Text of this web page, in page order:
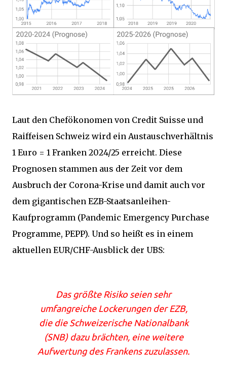
Laut den Chefökonomen von Credit Suisse und
Raiffeisen Schweiz wird ein Austauschverhältnis
1 Euro = 1 Franken 2024/25 erreicht. Diese
Prognosen stammen aus der Zeit vor dem
Ausbruch der Corona-Krise und damit auch vor
dem gigantischen EZB-Staatsanleihen-
Kaufprogramm (Pandemic Emergency Purchase
Programme, PEPP). Und so heißt es in einem
aktuellen EUR/CHF-Ausblick der UBS:
Das größte Risiko seien sehr
umfangreiche Lockerungen der EZB,
die die Schweizerische Nationalbank
(SNB) dazu brächten, eine weitere
Aufwertung des Frankens zuzulassen.